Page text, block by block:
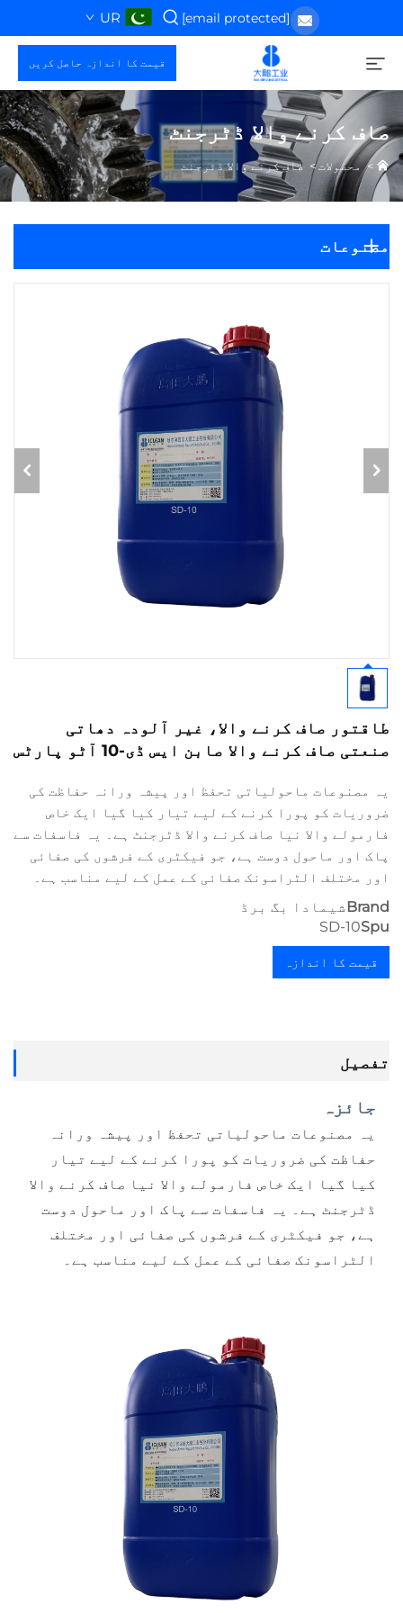
[email protected]
UR
قیمت کا اندازہ حاصل کریں
صاف کرنے والا ڈٹرجنٹ
>محصولات> صاف کرنے والا ڈٹرجنٹ
مصنوعات
طاقتور صاف کرنے والا، غیر آلودہ دھاتی
صنعتی صاف کرنے والا صابن ایس ڈی-10 آٹو پارٹس
یہ مصنوعات ماحولیاتی تحفظ اور پیشہ ورانہ حفاظت کی
ضروریات کو پورا کرنے کے لیے تیار کیا گیا ایک خاص
فارمولے والا نیا صاف کرنے والا ڈٹرجنٹ ہے۔ یہ فاسفات سے
پاک اور ماحول دوست ہے، جو فیکٹری کے فرشوں کی صفائی
اور مختلف الٹراسونک صفائی کے عمل کے لیے مناسب ہے۔
Brandشیمادا بگ برڈ
Spu
SD-10
قیمت کا اندازہ
تفصیل
جائزہ
یہ مصنوعات ماحولیاتی تحفظ اور پیشہ ورانہ
حفاظت کی ضروریات کو پورا کرنے کے لیے تیار
کیا گیا ایک خاص فارمولے والا نیا صاف کرنے والا
ڈٹرجنٹ ہے۔ یہ فاسفات سے پاک اور ماحول دوست
ہے، جو فیکٹری کے فرشوں کی صفائی اور مختلف
الٹراسونک صفائی کے عمل کے لیے مناسب ہے۔